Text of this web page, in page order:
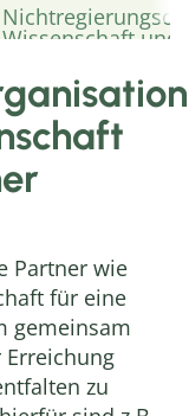
Wissenschaft und
Partner wie
für eine
gemeinsam
zu